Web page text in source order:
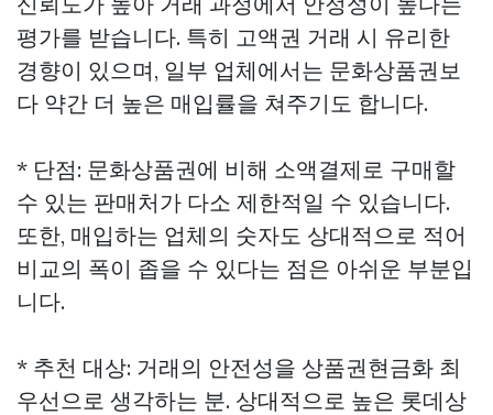
평가를 받습니다. 특히 고액권 거래 시 유리한
경향이 있으며, 일부 업체에서는 문화상품권보
다 약간 더 높은 매입률을 쳐주기도 합니다.
* 단점: 문화상품권에 비해 소액결제로 구매할
수 있는 판매처가 다소 제한적일 수 있습니다.
또한, 매입하는 업체의 숫자도 상대적으로 적어
비교의 폭이 좁을 수 있다는 점은 아쉬운 부분입
니다.
* 추천 대상: 거래의 안전성을 상품권현금화 최
우선으로 생각하는 분. 상대적으로 높은 롯데상